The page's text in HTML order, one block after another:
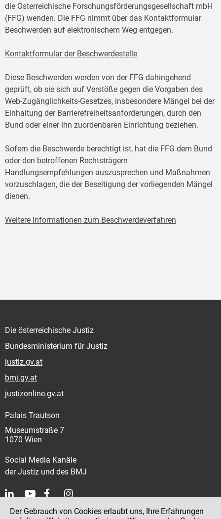
die Österreichische Forschungsförderungsgesellschaft mbH
(FFG) wenden. Die FFG nimmt über das Kontaktformular
Beschwerden auf elektronischem Weg entgegen.
Kontaktformular der Beschwerdestelle
Diese Beschwerden werden von der FFG dahingehend
geprüft, ob sie sich auf Verstöße gegen die Vorgaben des
Web-Zugänglichkeits-Gesetzes, insbesondere Mängel bei der
Einhaltung der Barrierefreiheitsanforderungen, durch den
Bund oder einer ihn zuordenbaren Einrichtung beziehen.
Sofern die Beschwerde berechtigt ist, hat die FFG dem Bund
oder den betroffenen Rechtsträgern
Handlungsempfehlungen auszusprechen und Maßnahmen
vorzuschlagen, die der Beseitigung der vorliegenden Mängel
dienen.
Weitere Informationen zum Beschwerdeverfahren
Die österreichische Justiz
Bundesministerium für Justiz
justiz.gv.at
bmj.gv.at
justizonline.gv.at
Palais Trautson
Museumstraße 7
1070 Wien
Social Media Kanäle
der Justiz und des BMJ
Kontakt
Der Gebrauch von Cookies erlaubt uns, Ihre Erfahrungen